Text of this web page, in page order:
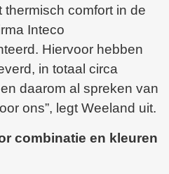
thermisch comfort in de
Inteco
Hiervoor hebben
in totaal circa
daarom al spreken van
ons”, legt Weeland uit.
combinatie en kleuren